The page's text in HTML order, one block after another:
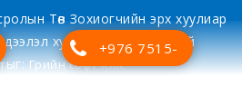
Төв Зохиогчийн эрх хуулиар
хуулбарлах хориотой
ыг:Грийн софт ХХК
+976 7515-